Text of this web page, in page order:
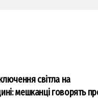
світла на
мешканці говорять